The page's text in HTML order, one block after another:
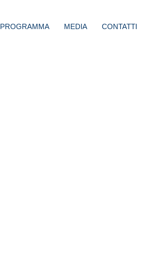
PROGRAMMA MEDIA CONTATTI